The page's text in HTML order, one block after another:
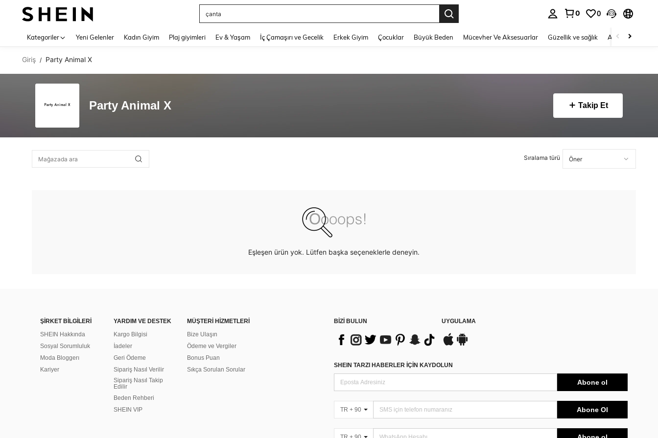
çanta
0 0
Kategoriler Yeni Gelenler Kadın Giyim Plaj giyimleri Ev & Yaşam İç Çamaşırı ve Gecelik Erkek Giyim Çocuklar Büyük Beden Mücevher Ve Aksesuarlar Güzellik ve sağlık Ayakkabı
Giriş / Party Animal X
Party Animal X Takip Et
Sıralama türü
Eşleşen ürün yok. Lütfen başka seçeneklerle deneyin.
ŞİRKET BİLGİLERİ
SHEIN Hakkında
Sosyal Sorumluluk
Moda Bloggerı
Kariyer
YARDIM VE DESTEK
Kargo Bilgisi
İadeler
Geri Ödeme
Sipariş Nasıl Verilir
Sipariş Nasıl Takip
Edilir
Beden Rehberi
SHEIN VIP
MÜŞTERİ HİZMETLERİ
Bize Ulaşın
Ödeme ve Vergiler
Bonus Puan
Sıkça Sorulan Sorular
BİZİ BULUN UYGULAMA
SHEIN TARZI HABERLER IÇIN KAYDOLUN
Abone ol
TR + 90 Abone Ol